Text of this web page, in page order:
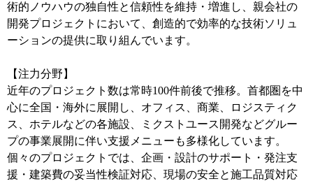
術的ノウハウの独自性と信頼性を維持・増進し、親会社の
開発プロジェクトにおいて、創造的で効率的な技術ソリュ
ーションの提供に取り組んでいます。
【注力分野】
近年のプロジェクト数は常時100件前後で推移。首都圏を中
心に全国・海外に展開し、オフィス、商業、ロジスティク
ス、ホテルなどの各施設、ミクストユース開発などグルー
プの事業展開に伴い支援メニューも多様化しています。
個々のプロジェクトでは、企画・設計のサポート・発注支
援・建築費の妥当性検証対応、現場の安全と施工品質対応